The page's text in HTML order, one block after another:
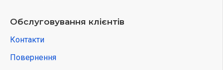
Обслуговування клієнтів
Контакти
Повернення